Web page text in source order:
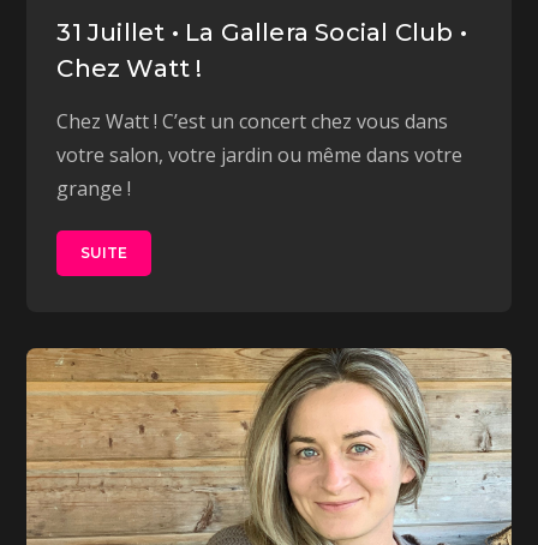
31 Juillet • La Gallera Social Club •
Chez Watt !
Chez Watt ! C’est un concert chez vous dans
votre salon, votre jardin ou même dans votre
grange !
SUITE